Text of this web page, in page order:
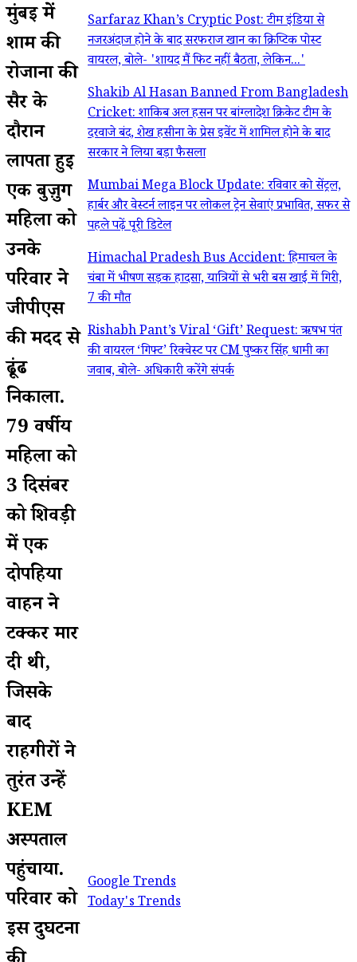
मुंबई में
शाम की
रोजाना की
सैर के
दौरान
लापता हुई
एक बुज़ुर्ग
महिला को
उनके
परिवार ने
जीपीएस
की मदद से
ढूंढ
निकाला.
79 वर्षीय
महिला को
3 दिसंबर
को शिवड़ी
में एक
दोपहिया
वाहन ने
टक्कर मार
दी थी,
जिसके
बाद
राहगीरों ने
तुरंत उन्हें
KEM
अस्पताल
पहुंचाया.
परिवार को
इस दुर्घटना
Sarfaraz Khan’s Cryptic Post: टीम इंडिया से
नजरअंदाज होने के बाद सरफराज खान का क्रिप्टिक पोस्ट
वायरल, बोले- 'शायद मैं फिट नहीं बैठता, लेकिन...'
Shakib Al Hasan Banned From Bangladesh
Cricket: शाकिब अल हसन पर बांग्लादेश क्रिकेट टीम के
दरवाजे बंद, शेख हसीना के प्रेस इवेंट में शामिल होने के बाद
सरकार ने लिया बड़ा फैसला
Mumbai Mega Block Update: रविवार को सेंट्रल,
हार्बर और वेस्टर्न लाइन पर लोकल ट्रेन सेवाएं प्रभावित, सफर से
पहले पढ़ें पूरी डिटेल
Himachal Pradesh Bus Accident: हिमाचल के
चंबा में भीषण सड़क हादसा, यात्रियों से भरी बस खाई में गिरी,
7 की मौत
Rishabh Pant’s Viral ‘Gift’ Request: ऋषभ पंत
की वायरल ‘गिफ्ट’ रिक्वेस्ट पर CM पुष्कर सिंह धामी का
जवाब, बोले- अधिकारी करेंगे संपर्क
Google Trends
Today's Trends